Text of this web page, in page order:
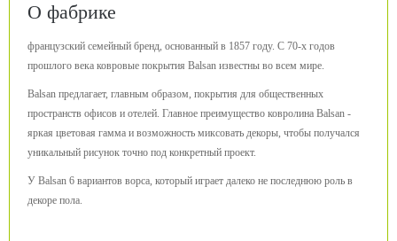
О фабрике
французский семейный бренд, основанный в 1857 году. С 70-х годов
прошлого века ковровые покрытия Balsan известны во всем мире.
Balsan предлагает, главным образом, покрытия для общественных
пространств офисов и отелей. Главное преимущество ковролина Balsan -
яркая цветовая гамма и возможность миксовать декоры, чтобы получался
уникальный рисунок точно под конкретный проект.
У Balsan 6 вариантов ворса, который играет далеко не последнюю роль в
декоре пола.